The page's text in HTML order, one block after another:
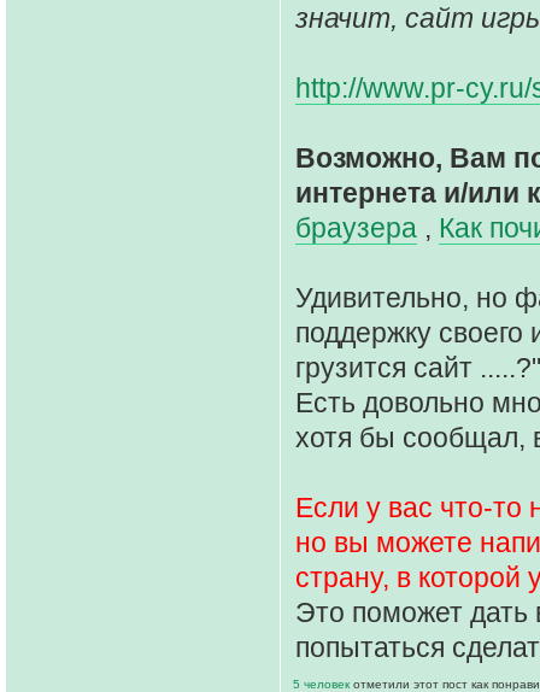
значит, сайт
http://www.pr-
Возможно, Вам
интернета и/или
браузера , Как
Удивительно, но
поддержку
грузится сайт .....?"
Есть довольно
хотя бы сообщал,
Если у вас что-то
но вы можете
страну, в
Это поможет дать
попытаться
5 человек отметили этот пост как